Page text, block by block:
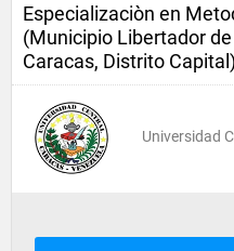
Especializaciòn en
(Municipio Libertador de
Caracas, Distrito Capital)
Universidad